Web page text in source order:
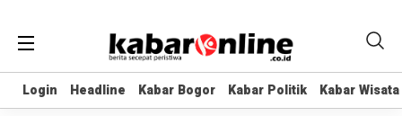
Login Headline Kabar Bogor Kabar Politik Kabar Wisata
Login Headline Kabar Bogor Kabar Politik Kabar Wisata